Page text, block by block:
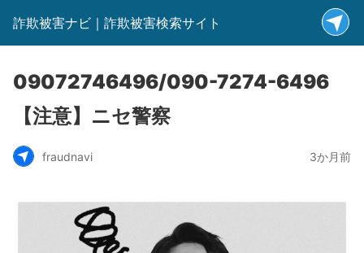
詐欺被害ナビ｜詐欺被害検索サイト
09072746496/090-7274-6496
【注意】ニセ警察
fraudnavi 3か月前